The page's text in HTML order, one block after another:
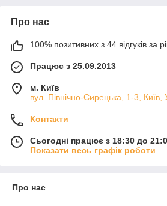
Про нас
100% позитивних з 44 відгуків за
Працює з 25.09.2013
м. Київ
вул. Північно-Сирецька, 1-3, Київ,
Контакти
Сьогодні працює з 18:30 до
Показати весь графік роботи
Про нас